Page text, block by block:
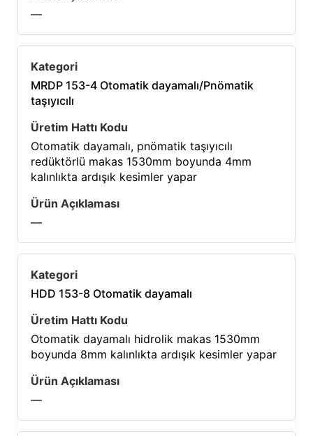
—
MRDP 153-4 Otomatik dayamalı/Pnömatik
taşıyıcılı
Otomatik dayamalı, pnömatik taşıyıcılı
redüktörlü makas 1530mm boyunda 4mm
kalınlıkta ardışık kesimler yapar
—
HDD 153-8 Otomatik dayamalı
Otomatik dayamalı hidrolik makas 1530mm
boyunda 8mm kalınlıkta ardışık kesimler yapar
—